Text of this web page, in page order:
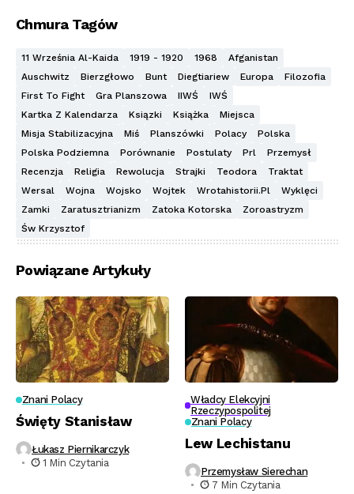
Chmura Tagów
11 Września Al-Kaida 1919 - 1920 1968
Afganistan
Auschwitz
Bierzgłowo Bunt Diegtiariew Europa
Filozofia
First To Fight
Gra Planszowa IIWŚ
IWŚ
Kartka Z Kalendarza
Ksiązki Książka
Miejsca
Misja Stabilizacyjna
Miś Planszówki Polacy
Polska
Polska Podziemna
Porównanie Postulaty Prl
Przemysł
Recenzja
Religia Rewolucja Strajki Teodora
Traktat
Wersal
Wojna Wojsko Wojtek Wrotahistorii.pl
Wyklęci
Zamki
Zaratusztrianizm Zatoka Kotorska
Zoroastryzm
Św Krzysztof
Powiązane Artykuły
Znani Polacy
Święty Stanisław
Łukasz Piernikarczyk
1 Min Czytania
Władcy Elekcyjni
Rzeczypospolitej
Znani Polacy
Lew Lechistanu
Przemysław Sierechan
7 Min Czytania